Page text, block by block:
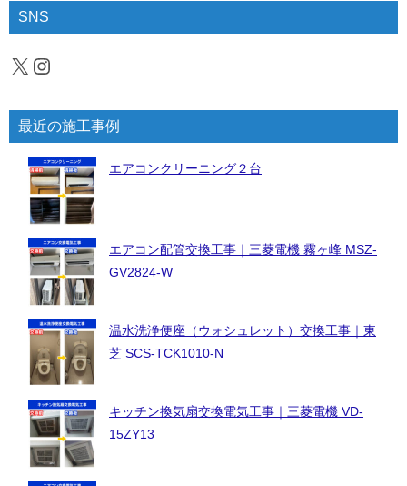
SNS
X Instagram
最近の施工事例
エアコンクリーニング２台
エアコン配管交換工事｜三菱電機 霧ヶ峰 MSZ-
GV2824-W
温水洗浄便座（ウォシュレット）交換工事｜東
芝 SCS-TCK1010-N
キッチン換気扇交換電気工事｜三菱電機 VD-
15ZY13